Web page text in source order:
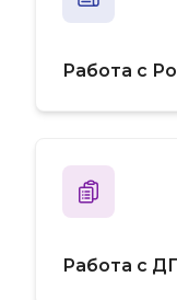
Работа с
Работа с